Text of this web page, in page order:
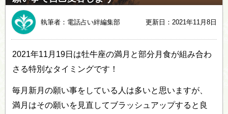
執筆者：電話占い絆編集部 更新日：2021年11月8日
2021年11月19日は牡牛座の満月と部分月食が組み合わ
さる特別なタイミングです！
毎月新月の願い事をしている人は多いと思いますが、
満月はその願いを見直してブラッシュアップすると良